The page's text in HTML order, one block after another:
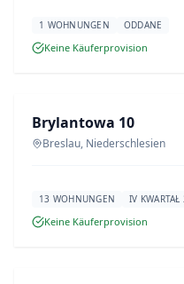
1 WOHNUNGEN ODDANE
Keine Käuferprovision
NEUBAU
Brylantowa 10
Breslau, Niederschlesien
13 WOHNUNGEN IV
Keine Käuferprovision